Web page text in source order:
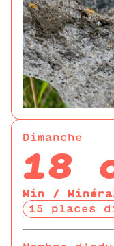
Dimanche
18
Min /
15 places